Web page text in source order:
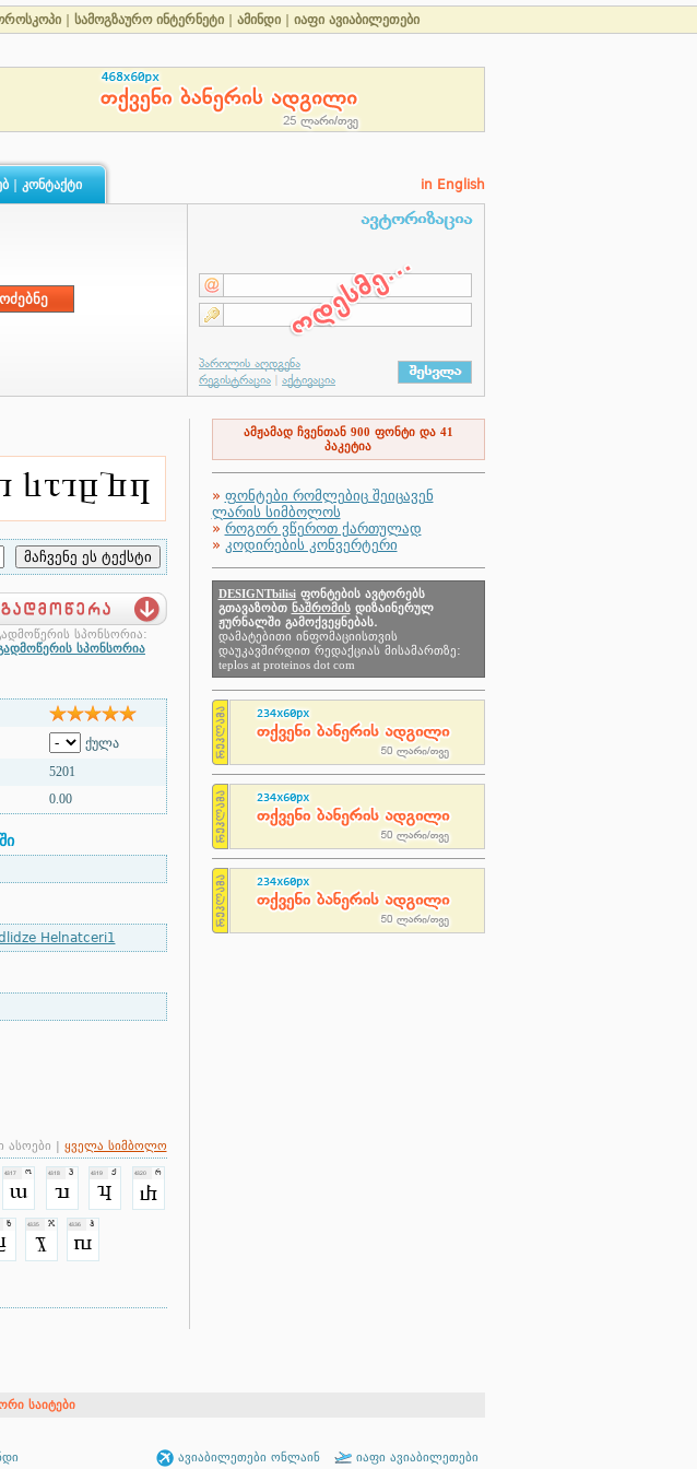
სამოგზაურო ინტერნეტი ამინდი იაფი ავიაბილეთები
| კონტაქტი in English
სპონსორია:
სპონსორია
ქულა
5201
0.00
Helnatceri1
ასოები | ყველა სიმბოლო
ამჟამად ჩვენთან 900 ფონტი და 41
პაკეტია
» ფონტები რომლებიც შეიცავენ
ლარის სიმბოლოს
» როგორ ვწეროთ ქართულად
» კოდირების კონვერტერი
DESIGNTbilisiფონტების ავტორებს
გთავაზობთ ნაშრომისდიზაინერულ
ჟურნალში გამოქვეყნებას.
დამატებითი ინფომაციისთვის
დაუკავშირდით რედაქციას მისამართზე:
teplos at proteinos dot com
საიტები
ავიაბილეთები ონლაინ იაფი ავიაბილეთები